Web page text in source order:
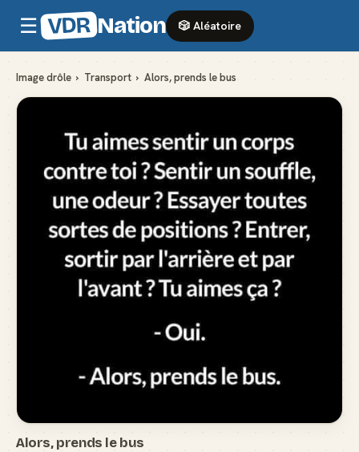
☰ VDR Nation 🎲 Aléatoire
Image drôle › Transport › Alors, prends le bus
Alors, prends le bus